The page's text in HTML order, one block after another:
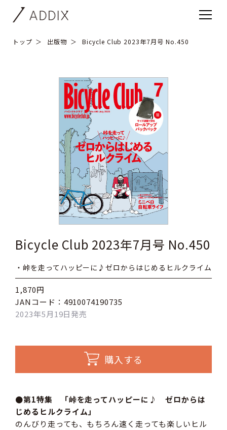
トップ 出版物 Bicycle Club 2023年7月号 No.450
Bicycle Club 2023年7月号 No.450
・峠を走ってハッピーに♪ゼロからはじめるヒルクライム
1,870円
JANコード：4910074190735
2023年5月19日発売
購入する
●第1特集 「峠を走ってハッピーに♪ ゼロからは
じめるヒルクライム」
のんびり走っても、もちろん速く走っても楽しいヒル